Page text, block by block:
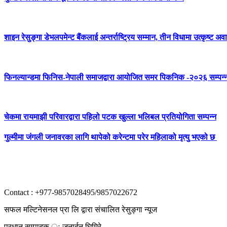
शाइन रेसुङ्गा डेभलपमेन्ट बैंकलाई अन्तर्राष्ट्रिय सम्मान, तीन विधामा उत्कृष्ट
फिनल्यान्डमा फिनिस-नेपाली समाजद्वारा आयोजित समर पिकनिक -२०२६
चेकमा रायमाझी परिवारद्वारा पहिलो पटक खुल्ला भलिबल प्रतियोगिता सम्पन्न
गुल्मीमा जंगली जनावरका लागि थापेको करेन्टमा परेर महिलाको मृत्यु भएको छ
Contact : +977-9857028495/9857022672
सफल मल्टिनेसनल प्रा लि द्वारा संचालित रेसुङ्गा न्यूज